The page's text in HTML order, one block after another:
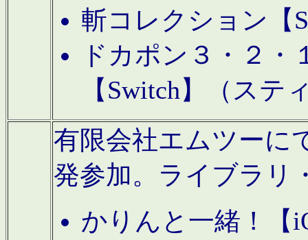
斬コレクション【
ドカポン３・２
【Switch】（ステ
有限会社エムツーに
発参加。ライブラリ
かりんと一緒！【